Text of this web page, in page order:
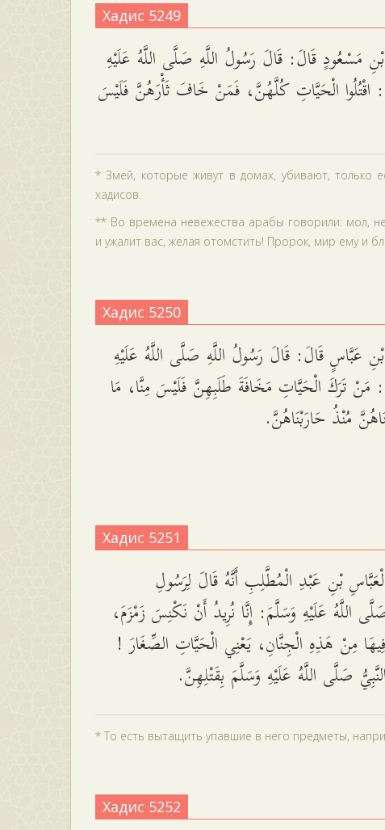
Хадис 5249
مَسْعُودٍ قَالَ: قَالَ رَسُولُ اللَّهِ صَلَّى اللَّهُ عَلَيْهِ
اقْتُلُوا الْحَيَّاتِ كُلَّهُنَّ، فَمَنْ خَافَ ثَأْرَهُنَّ فَلَيْسَ
* Змей, которые живут в домах, убивают, только
хадисов.
** Во времена невежества арабы говорили: мол,
и ужалит вас, желая отомстить! Пророк, мир ему и
Хадис 5250
عَبَّاسٍ قَالَ: قَالَ رَسُولُ اللَّهِ صَلَّى اللَّهُ عَلَيْهِ
مَنْ تَرَكَ الْحَيَّاتِ مَخَافَةَ طَلَبِهِنَّ فَلَيْسَ مِنَّا، مَا
مُنْذُ حَارَبْنَاهُنَّ.
Хадис 5251
بْنِ عَبْدِ الْمُطَّلِبِ أَنَّهُ قَالَ لِرَسُولِ
اللَّهُ عَلَيْهِ وَسَلَّمَ: إِنَّا نُرِيدُ أَنْ نَكْنِسَ زَمْزَمَ،
مِنْ هَذِهِ الْجِنَّانِ، يَعْنِي الْحَيَّاتِ الصِّغَارَ !
صَلَّى اللَّهُ عَلَيْهِ وَسَلَّمَ بِقَتْلِهِنَّ.
* То есть вытащить упавшие в него предметы,
Хадис 5252